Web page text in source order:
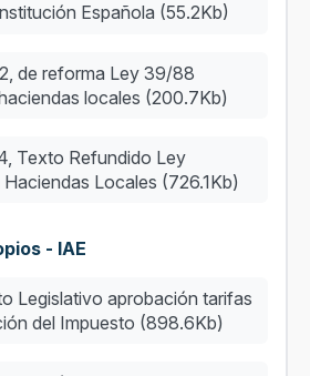
Española (55.2Kb)
de reforma Ley 39/88
locales (200.7Kb)
Texto Refundido Ley
Locales (726.1Kb)
- IAE
Legislativo aprobación tarifas
del Impuesto (898.6Kb)